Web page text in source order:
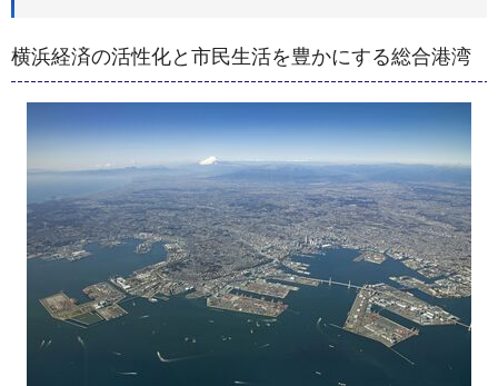
横浜経済の活性化と市民生活を豊かにする総合港湾